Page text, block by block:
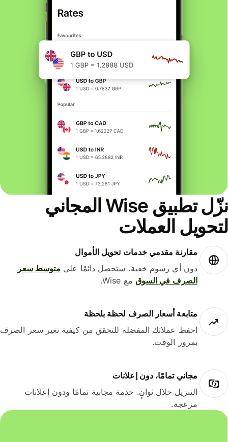
نزّل تطبيق Wise المجاني
العملات
مقارنة مقدمي خدمات تحويل الأموال
دون أي رسوم خفية، ستحصل دائمًا علىمتوسط ​​سعر
الصرف في السوقمع Wise.
متابعة أسعار الصرف لحظة بلحظة
احفظ عملاتك المفضلة للتحقق من كيفية تغير سعر الصرف
بمرور الوقت.
مجاني تمامًا، دون إعلانات
التنزيل خلال ثوانٍ. خدمة مجانية تمامًا ودون إعلانات
مزعجة.